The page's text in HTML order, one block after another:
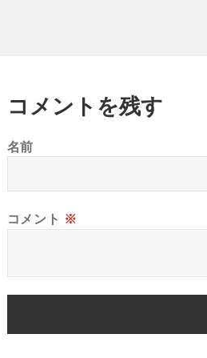
コメントを残す
名前
コメント ※